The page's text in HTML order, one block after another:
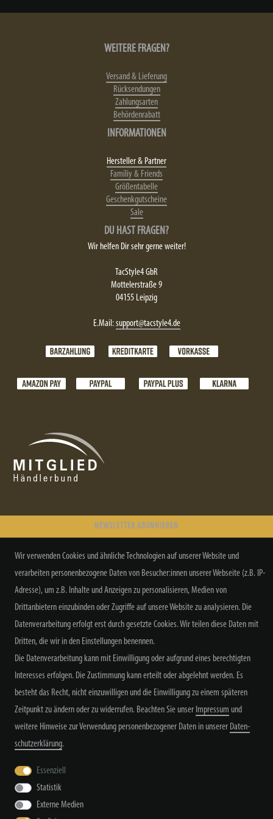
WEITERE FRAGEN?
Versand & Lieferung
Rücksendungen
Zahlungsarten
Behördenrabatt
INFORMATIONEN
Hersteller & Partner
Familiy & Friends
Größentabelle
Geschenkgutscheine
Sale
DU HAST FRAGEN?
Wir helfen Dir sehr gerne weiter!
TacStyle4 GbR
Mottelerstraße 9
04155 Leipzig
E.Mail:support@tacstyle4.de
NEWSLETTER ABONNIEREN
Widerrufs­recht Widerrufs­formular Impressum
© Copyright by TacStyle4 GbR 2026 | Alle Rechte vorbehalten.
Wir verwenden Cookies und ähnliche Technologien auf unserer Website und
verarbeiten personenbezogene Daten von Besucher:innen unserer Webseite (z.B. IP-
Adresse), um z.B. Inhalte und Anzeigen zu personalisieren, Medien von
Drittanbietern einzubinden oder Zugriffe auf unsere Website zu analysieren. Die
Datenverarbeitung erfolgt erst durch gesetzte Cookies. Wir teilen diese Daten mit
Dritten, die wir in den Einstellungen benennen.
Die Datenverarbeitung kann mit Einwilligung oder aufgrund eines berechtigten
Interesses erfolgen. Die Zustimmung kann erteilt oder abgelehnt werden. Es
besteht das Recht, nicht einzuwilligen und die Einwilligung zu einem späteren
Zeitpunkt zu ändern oder zu widerrufen. Beachten Sie unser Impressum und
weitere Hinweise zur Verwendung personenbezogener Daten in unserer Daten­
schutz­erklärung.
Essenziell
Statistik
Externe Medien